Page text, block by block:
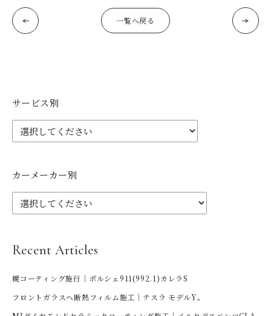
一覧へ戻る
サービス別
カーメーカー別
Recent Articles
幌コーティング施行｜ポルシェ911(992.1)カレラS
フロントガラスへ断熱フィルム施工｜テスラ モデルY。